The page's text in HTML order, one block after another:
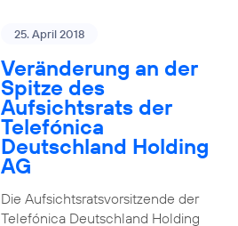
25. April 2018
Veränderung an der
Spitze des
Aufsichtsrats der
Telefónica
Deutschland Holding
AG
Die Aufsichtsratsvorsitzende der
Telefónica Deutschland Holding